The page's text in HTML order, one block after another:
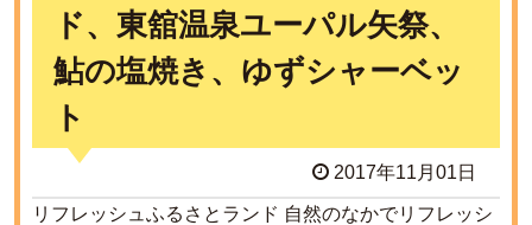
ド、東舘温泉ユーパル矢祭、
鮎の塩焼き、ゆずシャーベッ
ト
2017年11月01日
リフレッシュふるさとランド 自然のなかでリフレッシ